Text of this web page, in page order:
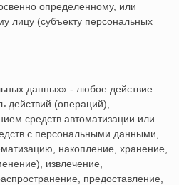
определенному, или
лицу (субъекту персональных
данных» - любое действие
действий (операций),
средств автоматизации или
с персональными данными,
накопление, хранение,
извлечение,
предоставление,